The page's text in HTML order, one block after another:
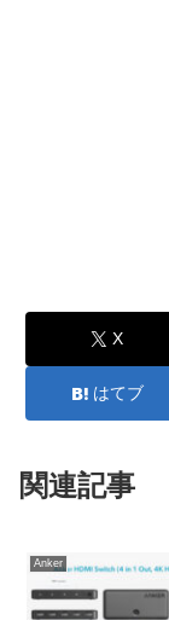
X
はてブ
関連記事
Anker